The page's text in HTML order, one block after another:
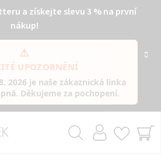
a získejte slevu 3 % na první
nákup!
⚠️
UPOZORNĚNÍ
2026 je naše zákaznická linka
. Děkujeme za pochopení.